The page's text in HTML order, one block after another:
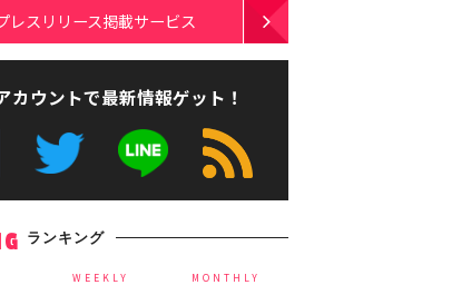
レスリリース掲載サービス
カウントで最新情報ゲット！
ランキング
WEEKLY MONTHLY